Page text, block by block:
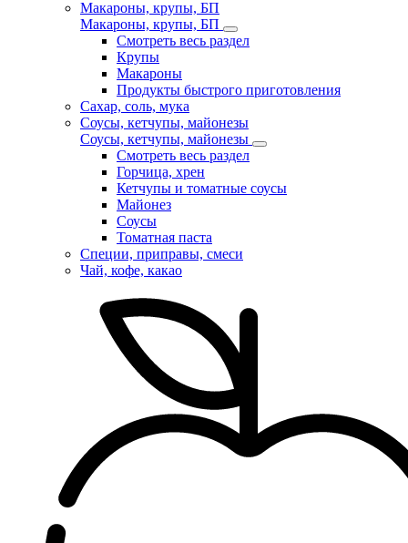
Макароны, крупы, БП
Макароны, крупы, БП
Смотреть весь раздел
Крупы
Макароны
Продукты быстрого приготовления
Сахар, соль, мука
Соусы, кетчупы, майонезы
Соусы, кетчупы, майонезы
Смотреть весь раздел
Горчица, хрен
Кетчупы и томатные соусы
Майонез
Соусы
Томатная паста
Специи, приправы, смеси
Чай, кофе, какао